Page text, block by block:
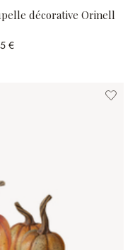
décorative Orinell
€